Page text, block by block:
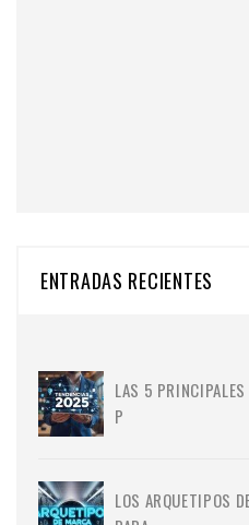
ENTRADAS RECIENTES
LAS 5
P
LOS ARQUETIPOS